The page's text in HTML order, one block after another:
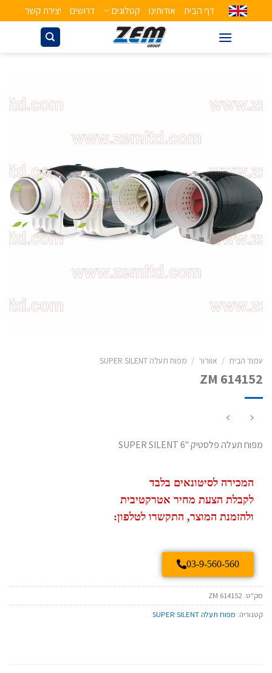
דף הבית אודותינו קטלוגים דרושים יצירת קשר
עמוד הבית / אוורור / מפוח תעלה SUPER SILENT
ZM 614152
מפוח תעלה פלסטיק "6 SUPER SILENT
המכירה לסיטונאים בלבד
לקבלת הצעת מחיר אטרקטיבית
ולהזמנת המוצר, התקשרו לטלפון:
03-9-560-560
מק"ט: ZM 614152
קטגוריה: מפוח תעלה SUPER SILENT